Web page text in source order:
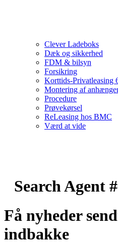
Clever Ladeboks
Dæk og sikkerhed
FDM & bilsyn
Forsikring
Korttids-Privatleasing
Montering af
Procedure
Prøvekørsel
ReLeasing hos BMC
Værd at vide
Search Agent
Få nyheder
indbakke